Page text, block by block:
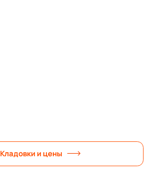
Кладовки и цены